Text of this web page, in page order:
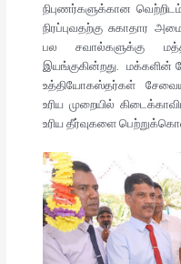
நிபுணர்களுக்கான
நிரப்புவதற்கு
பல சவால்களுக்கு
இயங்குகின்றது. மக்களின்
உத்தியோகஸ்தர்கள்
உரிய முறையில்
உரிய தீர்வுகளை